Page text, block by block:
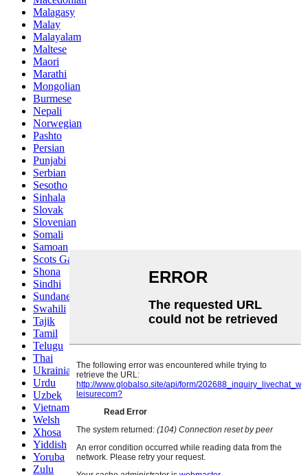
Malagasy
Malay
Malayalam
Maltese
Maori
Marathi
Mongolian
Burmese
Nepali
Norwegian
Pashto
Persian
Punjabi
Serbian
Sesotho
Sinhala
Slovak
Slovenian
Somali
Samoan
Scots Gaelic
Shona
Sindhi
Sundanese
Swahili
Tajik
Tamil
Telugu
Thai
Ukrainian
Urdu
Uzbek
Vietnamese
Welsh
Xhosa
Yiddish
Yoruba
Zulu